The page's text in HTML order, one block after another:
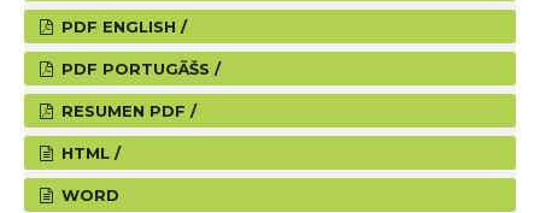
PDF ENGLISH /
PDF PORTUGÃŠS /
RESUMEN PDF /
HTML /
WORD